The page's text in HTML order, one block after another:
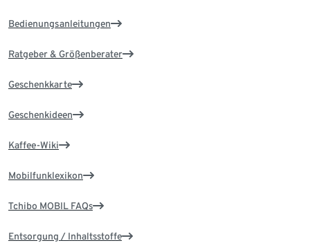
Bedienungsanleitungen
Ratgeber & Größenberater
Geschenkkarte
Geschenkideen
Kaffee-Wiki
Mobilfunklexikon
Tchibo MOBIL FAQs
Entsorgung / Inhaltsstoffe